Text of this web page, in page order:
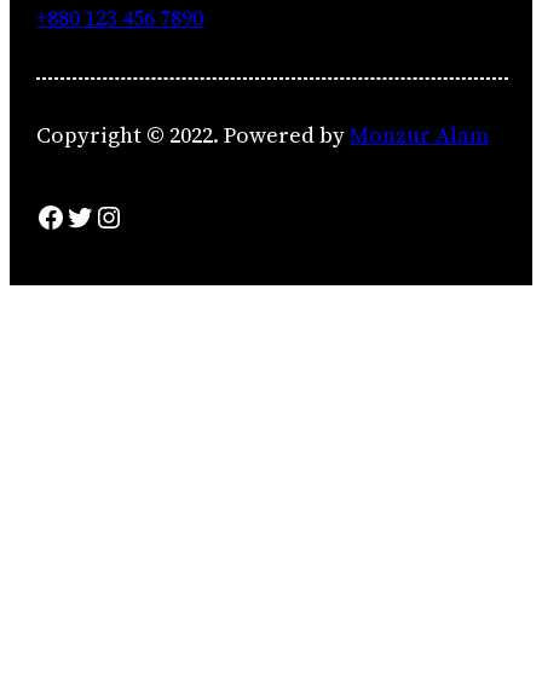
+880 123 456 7890
Copyright © 2022. Powered byMonzur Alam
Facebook
Twitter
Instagram